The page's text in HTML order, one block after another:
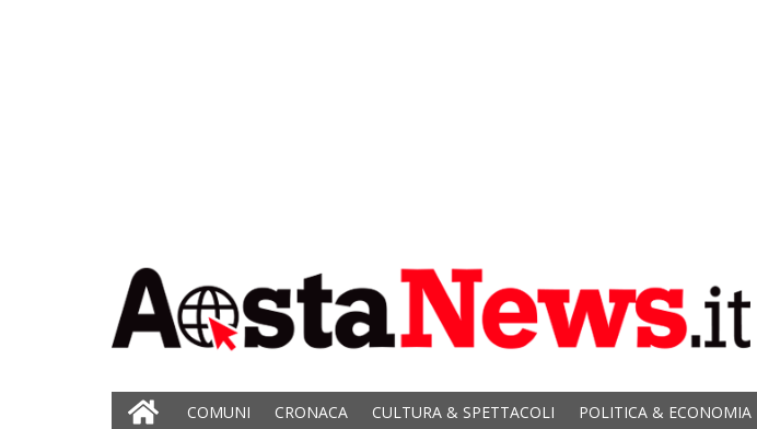
COMUNI CRONACA CULTURA & SPETTACOLI POLITICA & ECONOMIA